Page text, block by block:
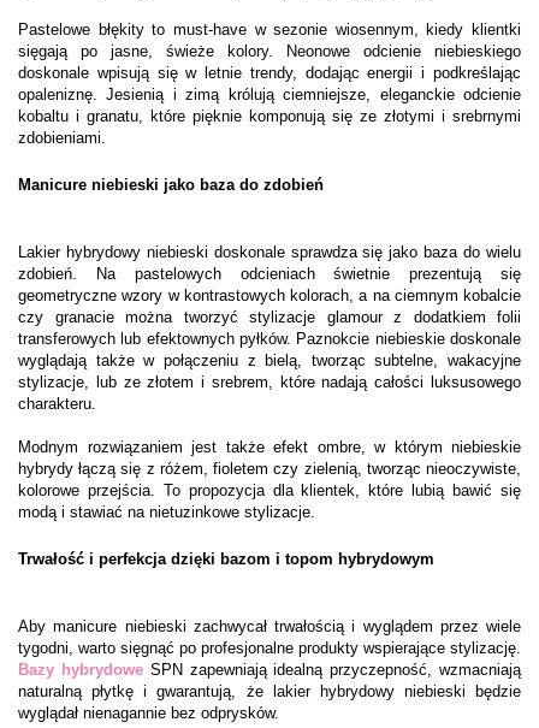
Pastelowe błękity to must-have w sezonie wiosennym, kiedy klientki
sięgają po jasne, świeże kolory. Neonowe odcienie niebieskiego
doskonale wpisują się w letnie trendy, dodając energii i podkreślając
opaleniznę. Jesienią i zimą królują ciemniejsze, eleganckie odcienie
kobaltu i granatu, które pięknie komponują się ze złotymi i srebrnymi
zdobieniami.
Manicure niebieski jako baza do zdobień
Lakier hybrydowy niebieski doskonale sprawdza się jako baza do wielu
zdobień. Na pastelowych odcieniach świetnie prezentują się
geometryczne wzory w kontrastowych kolorach, a na ciemnym kobalcie
czy granacie można tworzyć stylizacje glamour z dodatkiem folii
transferowych lub efektownych pyłków. Paznokcie niebieskie doskonale
wyglądają także w połączeniu z bielą, tworząc subtelne, wakacyjne
stylizacje, lub ze złotem i srebrem, które nadają całości luksusowego
charakteru.
Modnym rozwiązaniem jest także efekt ombre, w którym niebieskie
hybrydy łączą się z różem, fioletem czy zielenią, tworząc nieoczywiste,
kolorowe przejścia. To propozycja dla klientek, które lubią bawić się
modą i stawiać na nietuzinkowe stylizacje.
Trwałość i perfekcja dzięki bazom i topom hybrydowym
Aby manicure niebieski zachwycał trwałością i wyglądem przez wiele
tygodni, warto sięgnąć po profesjonalne produkty wspierające stylizację.
Bazy hybrydoweSPN zapewniają idealną przyczepność, wzmacniają
naturalną płytkę i gwarantują, że lakier hybrydowy niebieski będzie
wyglądał nienagannie bez odprysków.